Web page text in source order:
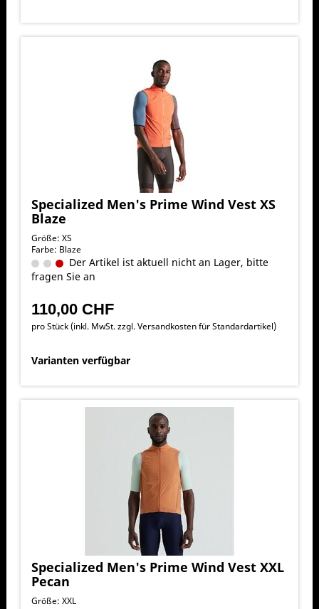
Specialized Men's Prime Wind Vest XS
Blaze
Größe: XS
Farbe: Blaze
Der Artikel ist aktuell nicht an Lager, bitte
fragen Sie an
110,00 CHF
pro Stück (inkl. MwSt. zzgl.Versandkosten für Standardartikel)
Varianten verfügbar
Specialized Men's Prime Wind Vest XXL
Pecan
Größe: XXL